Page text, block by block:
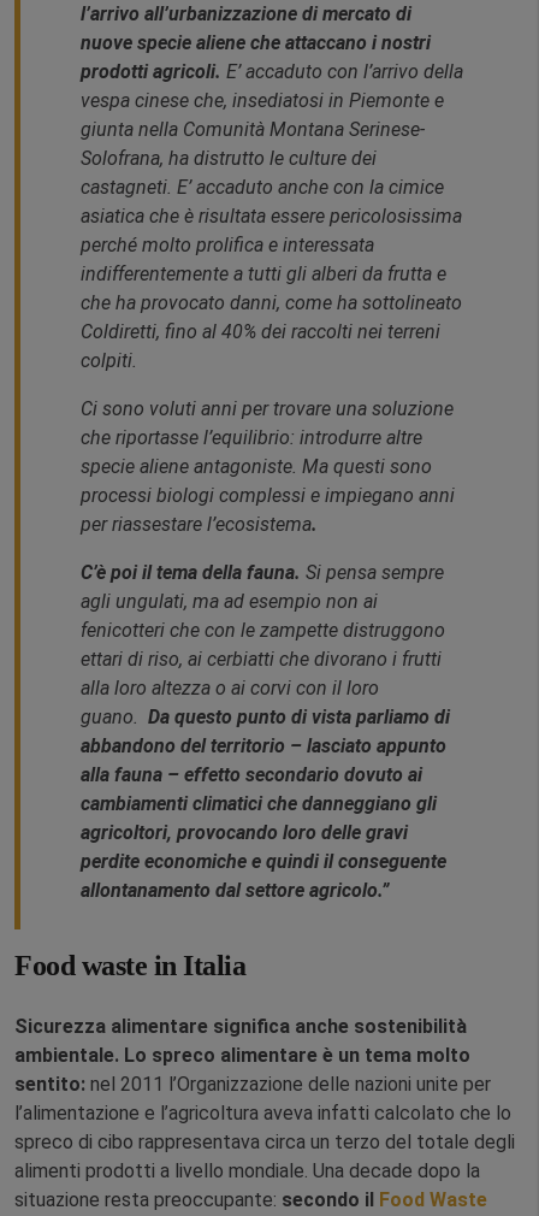
l’arrivo all’urbanizzazione di mercato di
nuove specie aliene che attaccano i nostri
prodotti agricoli. E’ accaduto con l’arrivo della
vespa cinese che, insediatosi in Piemonte e
giunta nella Comunità Montana Serinese-
Solofrana, ha distrutto le culture dei
castagneti. E’ accaduto anche con la cimice
asiatica che è risultata essere pericolosissima
perché molto prolifica e interessata
indifferentemente a tutti gli alberi da frutta e
che ha provocato danni, come ha sottolineato
Coldiretti, fino al 40% dei raccolti nei terreni
colpiti.
Ci sono voluti anni per trovare una soluzione
che riportasse l’equilibrio: introdurre altre
specie aliene antagoniste. Ma questi sono
processi biologi complessi e impiegano anni
per riassestare l’ecosistema.
C’è poi il tema della fauna. Si pensa sempre
agli ungulati, ma ad esempio non ai
fenicotteri che con le zampette distruggono
ettari di riso, ai cerbiatti che divorano i frutti
alla loro altezza o ai corvi con il loro
guano. Da questo punto di vista parliamo di
abbandono del territorio – lasciato appunto
alla fauna – effetto secondario dovuto ai
cambiamenti climatici che danneggiano gli
agricoltori, provocando loro delle gravi
perdite economiche e quindi il conseguente
allontanamento dal settore agricolo.”
Food waste in Italia
Sicurezza alimentare significa anche sostenibilità
ambientale. Lo spreco alimentare è un tema molto
sentito: nel 2011 l’Organizzazione delle nazioni unite per
l’alimentazione e l’agricoltura aveva infatti calcolato che lo
spreco di cibo rappresentava circa un terzo del totale degli
alimenti prodotti a livello mondiale. Una decade dopo la
situazione resta preoccupante: secondo il Food Waste